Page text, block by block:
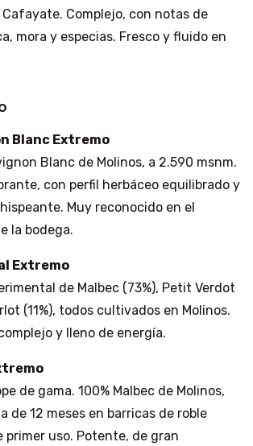
Complejo, con notas de
mora y especias. Fresco y fluido en
Blanc Extremo
Blanc de Molinos, a 2.590 msnm.
con perfil herbáceo equilibrado y
Muy reconocido en el
la bodega.
Extremo
de Malbec (73%), Petit Verdot
(11%), todos cultivados en Molinos.
y lleno de energía.
de gama. 100% Malbec de Molinos,
de 12 meses en barricas de roble
primer uso. Potente, de gran